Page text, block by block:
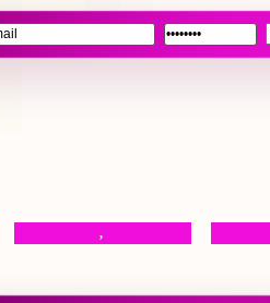
,